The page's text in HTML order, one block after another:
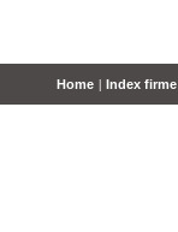
Home | Index firme